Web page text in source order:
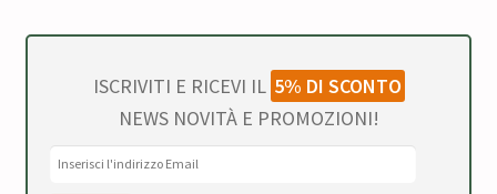
ISCRIVITI E RICEVI IL 5% DI SCONTO
NEWS NOVITÀ E PROMOZIONI!